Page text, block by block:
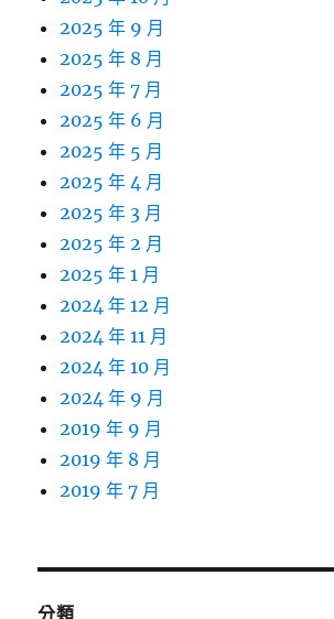
2025 年 9 月
2025 年 8 月
2025 年 7 月
2025 年 6 月
2025 年 5 月
2025 年 4 月
2025 年 3 月
2025 年 2 月
2025 年 1 月
2024 年 12 月
2024 年 11 月
2024 年 10 月
2024 年 9 月
2019 年 9 月
2019 年 8 月
2019 年 7 月
分類